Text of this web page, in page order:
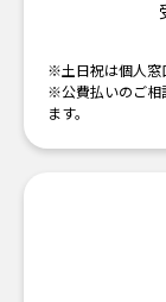
※土日祝は個人窓
※公費払いのご相
ます。